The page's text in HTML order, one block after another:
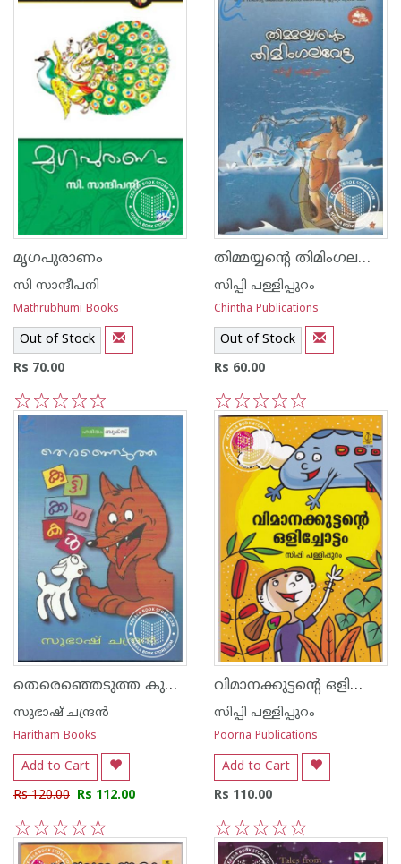
മൃഗപുരാണം
സി സാന്ദീപനി
Mathrubhumi Books
Out of Stock
Rs 70.00
5
4
3
2
1
തിമ്മയ്യന്റെ തിമിംഗലവേട്ട
സിപ്പി പള്ളിപ്പുറം
Chintha Publications
Out of Stock
Rs 60.00
5
4
3
2
1
തെരെഞ്ഞെടുത്ത കുട്ടിക്കഥകള്‍
സുഭാഷ് ചന്ദ്രന്‍
Haritham Books
Add to Cart
Rs 120.00 Rs 112.00
5
4
3
2
1
വിമാനക്കുട്ടന്റെ ഒളിച്ചോട്ടം
സിപ്പി പള്ളിപ്പുറം
Poorna Publications
Add to Cart
Rs 110.00
5
4
3
2
1